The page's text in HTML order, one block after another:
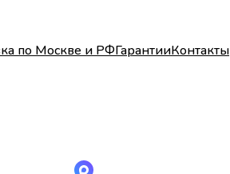
по Москве и РФГарантииКонтакты